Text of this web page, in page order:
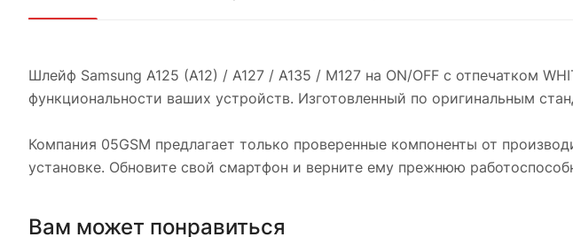
Шлейф Samsung A125 (A12) / A127 / A135 / M127 на ON/OFF с отпечатком
функциональности ваших устройств. Изготовленный по оригинальным
Компания 05GSM предлагает только проверенные компоненты от
установке. Обновите свой смартфон и верните ему прежнюю
Вам может понравиться